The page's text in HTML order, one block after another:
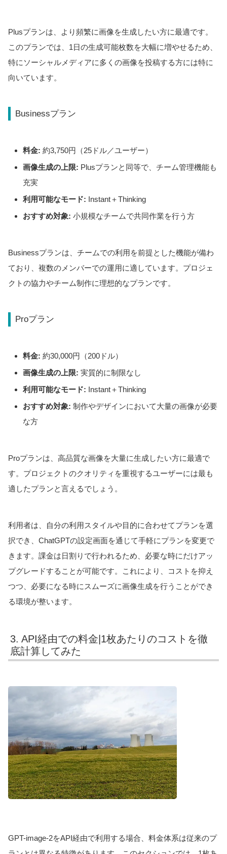
Plusプランは、より頻繁に画像を生成したい方に最適です。
このプランでは、1日の生成可能枚数を大幅に増やせるため、
特にソーシャルメディアに多くの画像を投稿する方には特に
向いています。
Businessプラン
料金: 約3,750円（25ドル／ユーザー）
画像生成の上限: Plusプランと同等で、チーム管理機能も
充実
利用可能なモード: Instant＋Thinking
おすすめ対象: 小規模なチームで共同作業を行う方
Businessプランは、チームでの利用を前提とした機能が備わ
ており、複数のメンバーでの運用に適しています。プロジェ
クトの協力やチーム制作に理想的なプランです。
Proプラン
料金: 約30,000円（200ドル）
画像生成の上限: 実質的に制限なし
利用可能なモード: Instant＋Thinking
おすすめ対象: 制作やデザインにおいて大量の画像が必要
な方
Proプランは、高品質な画像を大量に生成したい方に最適で
す。プロジェクトのクオリティを重視するユーザーには最も
適したプランと言えるでしょう。
利用者は、自分の利用スタイルや目的に合わせてプランを選
択でき、ChatGPTの設定画面を通じて手軽にプランを変更で
きます。課金は日割りで行われるため、必要な時にだけアッ
プグレードすることが可能です。これにより、コストを抑え
つつ、必要になる時にスムーズに画像生成を行うことができ
る環境が整います。
3. API経由での料金|1枚あたりのコストを徹
底計算してみた
GPT-image-2をAPI経由で利用する場合、料金体系は従来のプ